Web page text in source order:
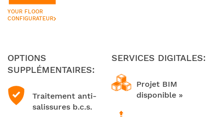
YOUR FLOOR
CONFIGURATEURkeyboard_arrow_right
OPTIONS
SUPPLÉMENTAIRES:
Traitement anti-
salissures b.c.s.
SERVICES DIGITALES:
Projet BIM
disponible »